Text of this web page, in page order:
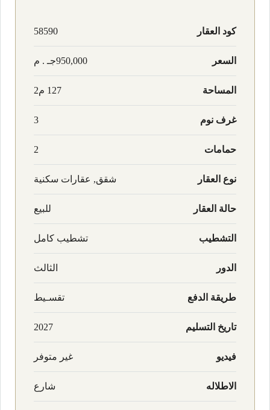
كود العقار 58590
السعر 950,000جـ . م
المساحة 127 م2
غرف نوم 3
حمامات 2
نوع العقار شقق, عقارات سكنية
حالة العقار للبيع
التشطيب تشطيب كامل
الدور الثالث
طريقة الدفع تقسـيط
تاريخ التسليم 2027
فيديو غير متوفر
الاطلاله شارع